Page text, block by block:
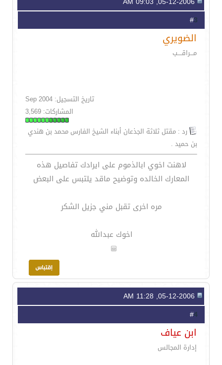
3
الضويري
مـــراقــــب
تاريخ التسجيل: Sep 2004
المشاركات: 3,569
رد : مقتل ثلاثة الجذعان أبناء الشيخ الفارس محمد بن هندي
بن حميد .
لاهنت اخوي ابالذموم على ايرادك تفاصيل هذه
المعارك الخالده وتوضيح ماقد يلتبس على البعض
مره اخرى تقبل مني جزيل الشكر
اخوك عبدالله
4
ابن عياف
إدارة المجالس